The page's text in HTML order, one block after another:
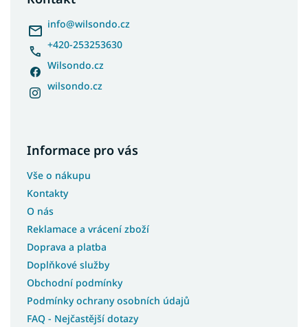
info@wilsondo.cz
+420-253253630
Wilsondo.cz
wilsondo.cz
Informace pro vás
Vše o nákupu
Kontakty
O nás
Reklamace a vrácení zboží
Doprava a platba
Doplňkové služby
Obchodní podmínky
Podmínky ochrany osobních údajů
FAQ - Nejčastější dotazy